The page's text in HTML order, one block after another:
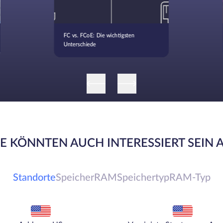
FC vs. FCoE: Die wichtigsten
Unterschiede
KÖNNTEN AUCH INTERESSIERT SEIN
StandorteSpeicherRAM SpeichertypRAM-Typ